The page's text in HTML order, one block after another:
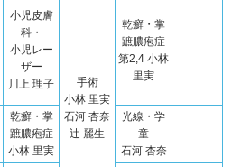
小児皮膚
科・
小児レー
ザー
川上 理子
手術
小林 里実
石河 杏奈
辻 麗生
乾癬・掌
蹠膿疱症
第2,4 小林
里実
乾癬・掌
蹠膿疱症
小林 里実
光線・学
童
石河 杏奈